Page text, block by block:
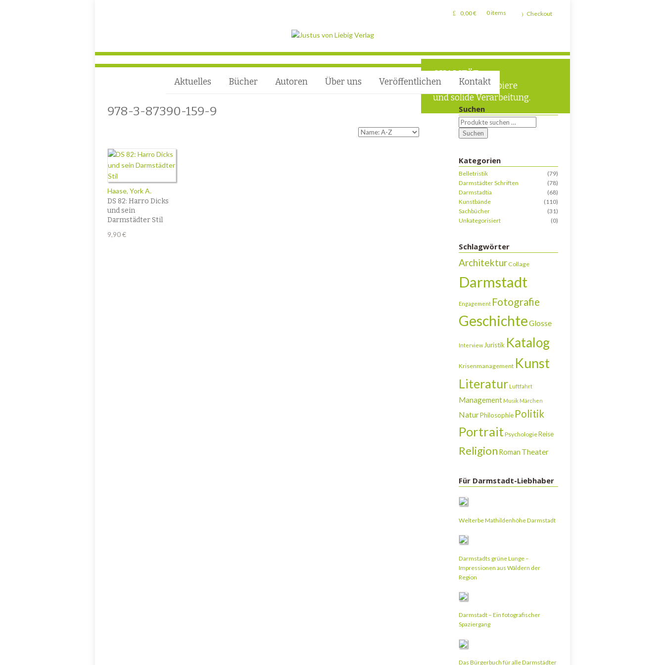
0,00€ 0 items Checkout
QUALITÄT
Hochwertige Papiere
und solide Verarbeitung.
Aktuelles Bücher Autoren Über uns Veröffentlichen Kontakt
978-3-87390-159-9
Haase, York A.
DS 82: Harro Dicks
und sein
Darmstädter Stil
9,90€
Suchen
Suchen
Kategorien
Belletristik
(79)
Darmstädter Schriften
(78)
Darmstadtia
(68)
Kunstbände
(110)
Sachbücher
(31)
Unkategorisiert
(0)
Schlagwörter
ArchitekturCollage
Darmstadt
Engagement Fotografie
GeschichteGlosse
Interview Juristik Katalog
Krisenmanagement Kunst
Literatur Luftfahrt
Management Musik Märchen
NaturPhilosophie Politik
Portrait PsychologieReise
Religion Roman Theater
Für Darmstadt-Liebhaber
Welterbe Mathildenhöhe Darmstadt
Darmstadts grüne Lunge –
Impressionen aus Wäldern der
Region
Darmstadt – Ein fotografischer
Spaziergang
Das Bürgerbuch für alle Darmstädter